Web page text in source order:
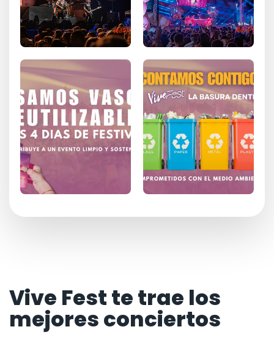
Vive Fest te trae los
mejores conciertos